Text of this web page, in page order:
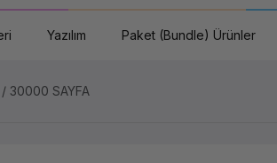
Yazılım Paket (Bundle) Ürünler
/ 30000 SAYFA